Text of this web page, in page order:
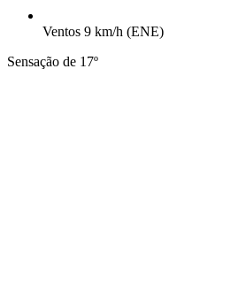
Ventos 9 km/h (ENE)
Sensação de 17º